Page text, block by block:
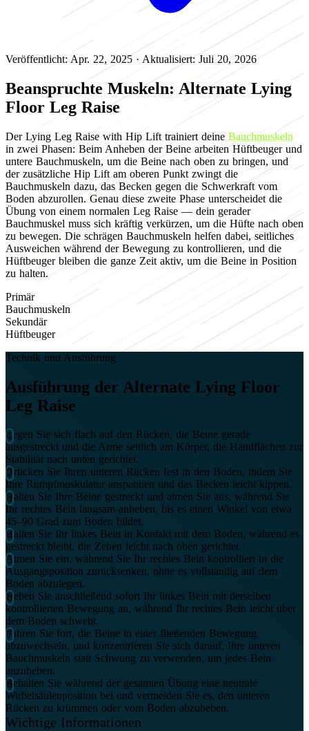
Veröffentlicht: Apr. 22, 2025 · Aktualisiert: Juli 20, 2026
Beanspruchte Muskeln: Alternate Lying
Floor Leg Raise
Der Lying Leg Raise with Hip Lift trainiert deine Bauchmuskeln
in zwei Phasen: Beim Anheben der Beine arbeiten Hüftbeuger und
untere Bauchmuskeln, um die Beine nach oben zu bringen, und
der zusätzliche Hip Lift am oberen Punkt zwingt die
Bauchmuskeln dazu, das Becken gegen die Schwerkraft vom
Boden abzurollen. Genau diese zweite Phase unterscheidet die
Übung von einem normalen Leg Raise — dein gerader
Bauchmuskel muss sich kräftig verkürzen, um die Hüfte nach oben
zu bewegen. Die schrägen Bauchmuskeln helfen dabei, seitliches
Ausweichen während der Bewegung zu kontrollieren, und die
Hüftbeuger bleiben die ganze Zeit aktiv, um die Beine in Position
zu halten.
Primär
Bauchmuskeln
Sekundär
Hüftbeuger
Technik und Ausführung
Ausführung der Alternate Lying Floor
Leg Raise
Legen Sie sich flach auf den Rücken, die Beine gerade
ausgestreckt und die Arme seitlich am Körper, die Handflächen zur
Stabilität nach unten gerichtet.
Drücken Sie Ihren unteren Rücken fest in den Boden, indem Sie
Ihre Rumpfmuskulatur anspannen und das Becken leicht kippen.
Halten Sie Ihre Beine gestreckt und atmen Sie aus, während Sie
Ihr rechtes Bein langsam anheben, bis es einen Winkel von etwa
45–90 Grad zum Boden bildet.
Halten Sie Ihr linkes Bein in Kontakt mit dem Boden, während es
gestreckt bleibt, die Zehen leicht nach oben gerichtet.
Atmen Sie ein, während Sie Ihr rechtes Bein kontrolliert in die
Ausgangsposition zurücksenken, ohne es vollständig auf dem
Boden abzulegen.
Heben Sie anschließend sofort Ihr linkes Bein mit derselben
kontrollierten Bewegung an, während Ihr rechtes Bein leicht über
dem Boden schwebt.
Fahren Sie fort, die Beine in einer fließenden Bewegung
abzuwechseln, und konzentrieren Sie sich darauf, Ihre unteren
Bauchmuskeln statt Schwung zu verwenden, um jedes Bein
anzuheben.
Behalten Sie während der gesamten Übung eine neutrale
Wirbelsäulenposition bei und vermeiden Sie es, den unteren
Rücken zu krümmen oder vom Boden abzuheben.
Wichtige Informationen